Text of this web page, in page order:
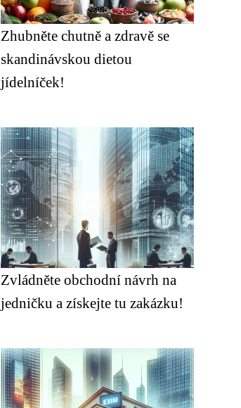
Zhubněte chutně a zdravě se
skandinávskou dietou
jídelníček!
Zvládněte obchodní návrh na
jedničku a získejte tu zakázku!